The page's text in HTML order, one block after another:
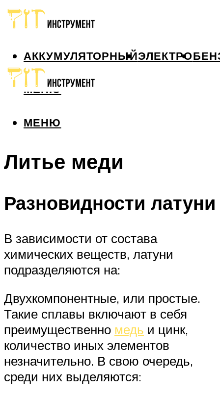
АККУМУЛЯТОРНЫЙЭЛЕКТРО
МЕНЮ
МЕНЮ
Литье меди
Разновидности латуни
В зависимости от состава
химических веществ, латуни
подразделяются на:
Двухкомпонентные, или простые.
Такие сплавы включают в себя
преимущественно медь и цинк,
количество иных элементов
незначительно. В свою очередь,
среди них выделяются: